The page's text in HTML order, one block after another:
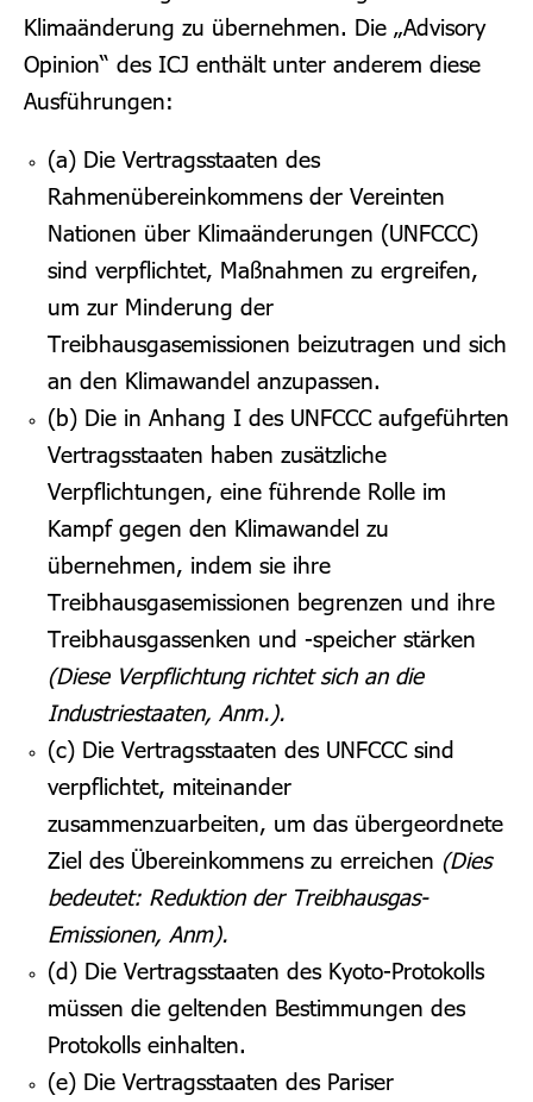
Klimaänderung zu übernehmen. Die „Advisory
Opinion“ des ICJ enthält unter anderem diese
Ausführungen:
(a) Die Vertragsstaaten des
Rahmenübereinkommens der Vereinten
Nationen über Klimaänderungen (UNFCCC)
sind verpflichtet, Maßnahmen zu ergreifen,
um zur Minderung der
Treibhausgasemissionen beizutragen und sich
an den Klimawandel anzupassen.
(b) Die in Anhang I des UNFCCC aufgeführten
Vertragsstaaten haben zusätzliche
Verpflichtungen, eine führende Rolle im
Kampf gegen den Klimawandel zu
übernehmen, indem sie ihre
Treibhausgasemissionen begrenzen und ihre
Treibhausgassenken und -speicher stärken
(Diese Verpflichtung richtet sich an die
Industriestaaten, Anm.).
(c) Die Vertragsstaaten des UNFCCC sind
verpflichtet, miteinander
zusammenzuarbeiten, um das übergeordnete
Ziel des Übereinkommens zu erreichen (Dies
bedeutet: Reduktion der Treibhausgas-
Emissionen, Anm).
(d) Die Vertragsstaaten des Kyoto-Protokolls
müssen die geltenden Bestimmungen des
Protokolls einhalten.
(e) Die Vertragsstaaten des Pariser